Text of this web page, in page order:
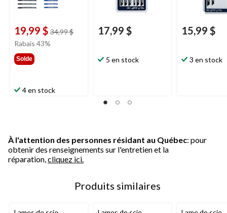
19,99 $ 34,99 $prix
Rabais 43%
Solde
4 en stock
17,99 $
5 en stock
15,99 $
3 en stock
À l'attention des personnes résidant au Québec: pour
obtenir des renseignements sur l'entretien et la
réparation, cliquez ici.
Produits similaires